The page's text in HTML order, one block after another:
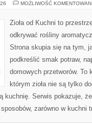
MOŻLIWOŚĆ
Zioła od Kuchni to
odkrywać rośliny
Strona skupia się na tym,
podkreślić smak potraw,
domowych przetworów. To
którym zioła nie są tylko
kuchnię. Serwis pokazuje,
zarówno w